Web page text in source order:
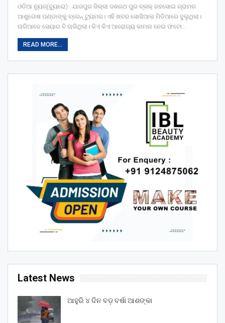
ଓଡିଆ ନ୍ୟୁଜ୍(ବ୍ୟୁରୋ): ଯାଜପୁର ଜିଲ୍ଲା ଦଶରଥ ପୁର ବ୍ଲକ୍ ରହସୋଇ ଗ୍ରାମର
ଆଶୁତୋଷ ପଣ୍ଡାଙ୍କୁ ବ୍ରେନ୍ ଟ୍ୟୁମର। ଏହି ଖବର ସୋସିଆଲ ମିଡିଆରେ ବୁଲୁଥିଲା।
ଚାରିଆଡେ ସେୟାର ବି ଚାଲିଥିଲା। କିଏ କିଏ ଆରୋଗ୍ୟ କାମନା ନେଇ ଫଟୋ…
READ MORE...
Latest News
ଆହୁରି ୪ ଦିନ ବଡ଼ ବର୍ଷା ଆଶଙ୍କା